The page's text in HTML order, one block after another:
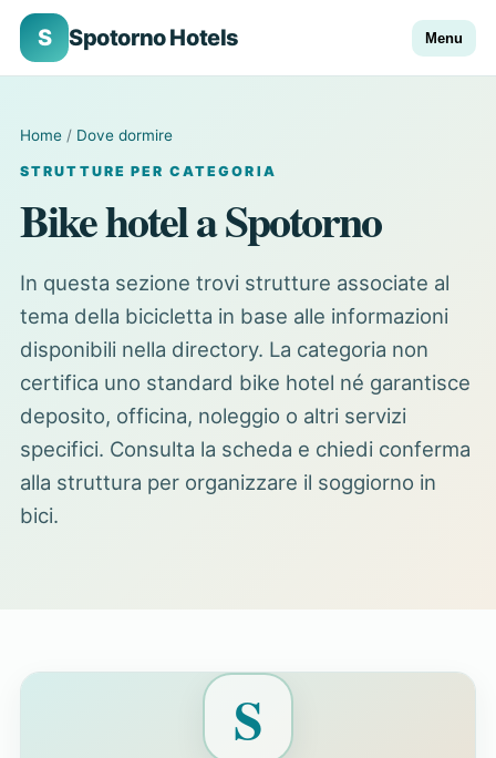
S Spotorno Hotels Menu
Home / Dove dormire
STRUTTURE PER CATEGORIA
Bike hotel a Spotorno
In questa sezione trovi strutture associate al
tema della bicicletta in base alle informazioni
disponibili nella directory. La categoria non
certifica uno standard bike hotel né garantisce
deposito, officina, noleggio o altri servizi
specifici. Consulta la scheda e chiedi conferma
alla struttura per organizzare il soggiorno in
bici.
S